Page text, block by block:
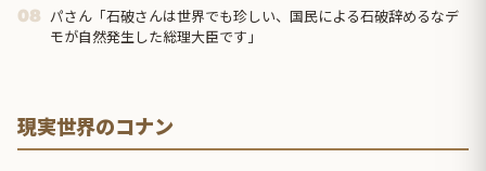
08 パさん「石破さんは世界でも珍しい、国民による石破辞めるなデ
モが自然発生した総理大臣です」
現実世界のコナン